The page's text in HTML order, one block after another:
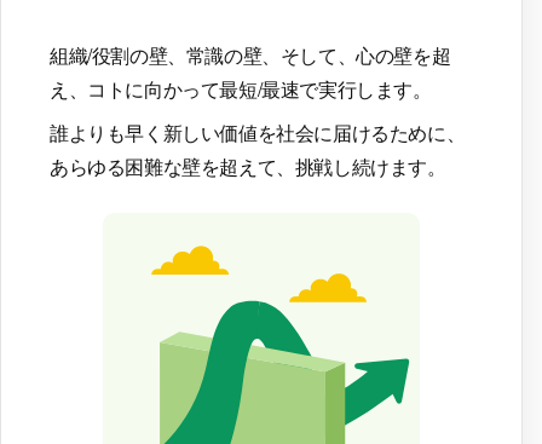
組織/役割の壁、常識の壁、そして、心の壁を超
え、コトに向かって最短/最速で実行します。
誰よりも早く新しい価値を社会に届けるために、
あらゆる困難な壁を超えて、挑戦し続けます。